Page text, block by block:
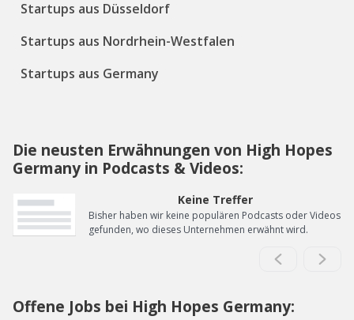
Startups aus Düsseldorf
Startups aus Nordrhein-Westfalen
Startups aus Germany
Die neusten Erwähnungen von High Hopes
Germany in Podcasts & Videos:
Keine Treffer
Bisher haben wir keine populären Podcasts oder Videos
gefunden, wo dieses Unternehmen erwähnt wird.
Offene Jobs bei High Hopes Germany: